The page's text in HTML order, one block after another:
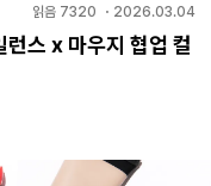
읽음 7320 ・ 2026.03.04
스 x 마우지 협업 컬